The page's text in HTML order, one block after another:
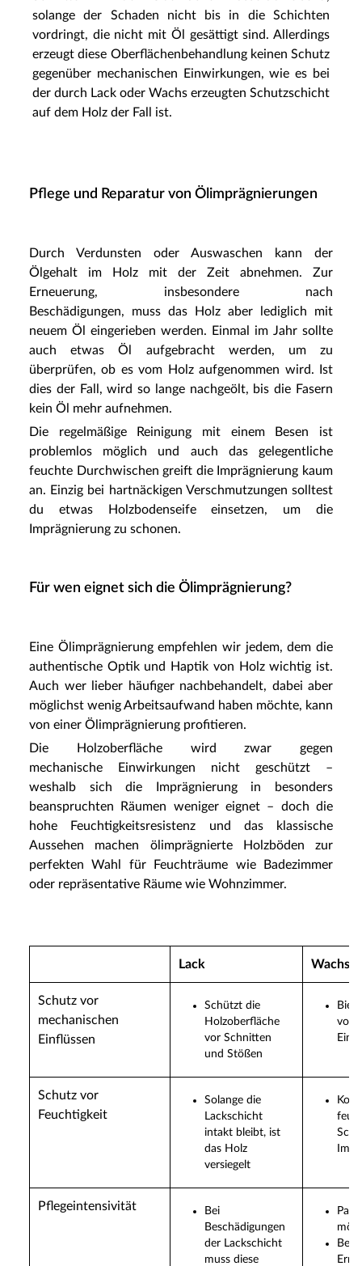
solange der Schaden nicht bis in die Schichten
vordringt, die nicht mit Öl gesättigt sind. Allerdings
erzeugt diese Oberflächenbehandlung keinen Schutz
gegenüber mechanischen Einwirkungen, wie es bei
der durch Lack oder Wachs erzeugten Schutzschicht
auf dem Holz der Fall ist.
Pflege und Reparatur von Ölimprägnierungen
Durch Verdunsten oder Auswaschen kann der
Ölgehalt im Holz mit der Zeit abnehmen. Zur
Erneuerung, insbesondere nach
Beschädigungen, muss das Holz aber lediglich mit
neuem Öl eingerieben werden. Einmal im Jahr sollte
auch etwas Öl aufgebracht werden, um zu
überprüfen, ob es vom Holz aufgenommen wird. Ist
dies der Fall, wird so lange nachgeölt, bis die Fasern
kein Öl mehr aufnehmen.
Die regelmäßige Reinigung mit einem Besen ist
problemlos möglich und auch das gelegentliche
feuchte Durchwischen greift die Imprägnierung kaum
an. Einzig bei hartnäckigen Verschmutzungen solltest
du etwas Holzbodenseife einsetzen, um die
Imprägnierung zu schonen.
Für wen eignet sich die Ölimprägnierung?
Eine Ölimprägnierung empfehlen wir jedem, dem die
authentische Optik und Haptik von Holz wichtig ist.
Auch wer lieber häufiger nachbehandelt, dabei aber
möglichst wenig Arbeitsaufwand haben möchte, kann
von einer Ölimprägnierung profitieren.
Die Holzoberfläche wird zwar gegen
mechanische Einwirkungen nicht geschützt –
weshalb sich die Imprägnierung in besonders
beanspruchten Räumen weniger eignet – doch die
hohe Feuchtigkeitsresistenz und das klassische
Aussehen machen ölimprägnierte Holzböden zur
perfekten Wahl für Feuchträume wie Badezimmer
oder repräsentative Räume wie Wohnzimmer.
Lack Wachs
Schutz vor
mechanischen
Einflüssen
Schützt die
Holzoberfläche
vor Schnitten
und Stößen
vor
Schutz vor
Feuchtigkeit
Solange die
Lackschicht
intakt bleibt, ist
das Holz
versiegelt
Pflegeintensivität
Bei
Beschädigungen
der Lackschicht
muss diese
Bei